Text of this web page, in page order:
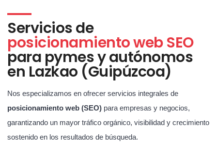
Servicios de
posicionamiento web SEO
para pymes y autónomos
en Lazkao (Guipúzcoa)
Nos especializamos en ofrecer servicios integrales de
posicionamiento web (SEO) para empresas y negocios,
garantizando un mayor tráfico orgánico, visibilidad y crecimiento
sostenido en los resultados de búsqueda.